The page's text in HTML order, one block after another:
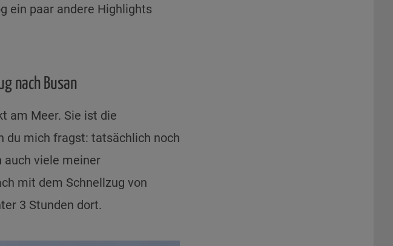
ein paar andere Highlights
nach Busan
am Meer. Sie ist die
du mich fragst: tatsächlich noch
auch viele meiner
mit dem Schnellzug von
3 Stunden dort.